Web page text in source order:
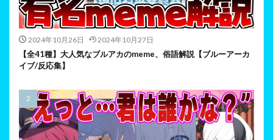
2024年10月26日 2024年10月27日
【全41種】大人気なブルアカのmeme、俗語解説【ブルーアーカ
イブ/反応集】